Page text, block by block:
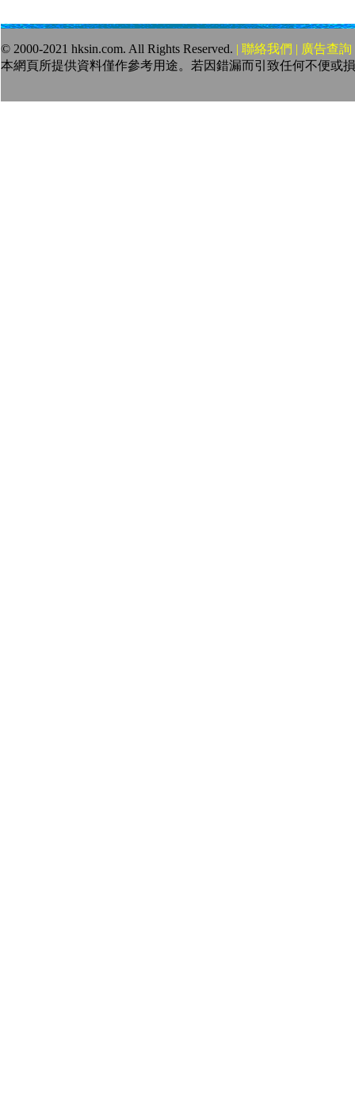
© 2000-2021 hksin.com. All Rights Reserved. | 聯絡我們 | 廣告查詢
本網頁所提供資料僅作參考用途。若因錯漏而引致任何不便或